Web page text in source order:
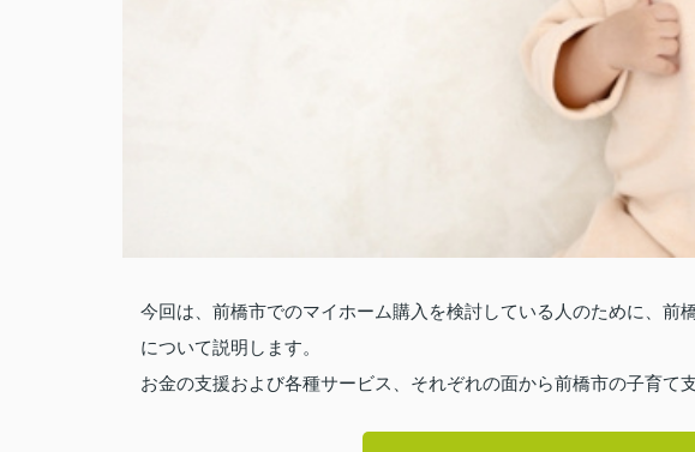
今回は、前橋市でのマイホーム購入を検討している人のために、前
について説明します。
お金の支援および各種サービス、それぞれの面から前橋市の子育て